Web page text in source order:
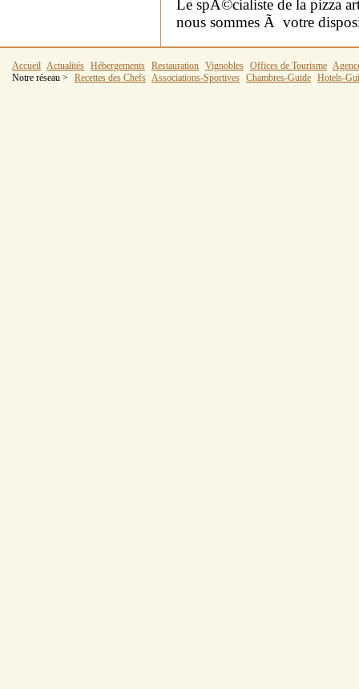
Le spÃ©cialiste de la pizza
nous sommes Ã votre
Accueil Actualités Hébergements Restauration Vignobles Offices de Tourisme
Notre réseau >
Recettes des Chefs Associations-Sportives Chambres-Guide Hotels-